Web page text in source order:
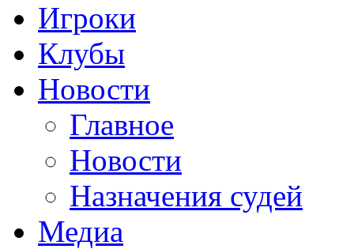
Игроки
Клубы
Новости
Главное
Новости
Назначения судей
Медиа